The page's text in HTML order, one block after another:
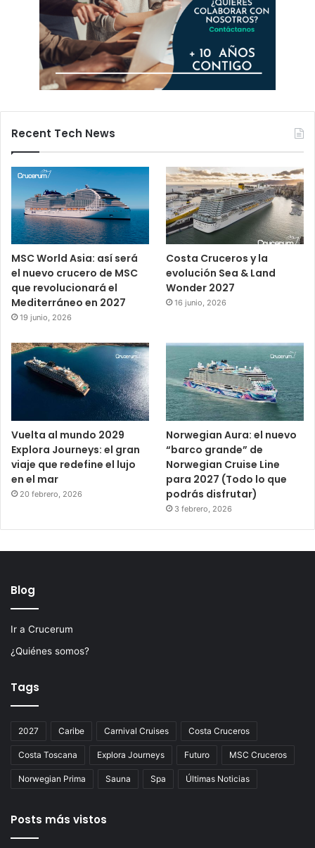
Recent Tech News
MSC World Asia: así será
el nuevo crucero de MSC
que revolucionará el
Mediterráneo en 2027
19 junio, 2026
Costa Cruceros y la
evolución Sea & Land
Wonder 2027
16 junio, 2026
Vuelta al mundo 2029
Explora Journeys: el gran
viaje que redefine el lujo
en el mar
20 febrero, 2026
Norwegian Aura: el nuevo
“barco grande” de
Norwegian Cruise Line
para 2027 (Todo lo que
podrás disfrutar)
3 febrero, 2026
Blog
Ir a Crucerum
¿Quiénes somos?
Tags
2027 Caribe Carnival Cruises Costa Cruceros
Costa Toscana Explora Journeys Futuro MSC Cruceros
Norwegian Prima Sauna Spa Últimas Noticias
Posts más vistos